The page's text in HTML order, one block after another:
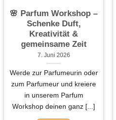
🌸 Parfum Workshop –
Schenke Duft,
Kreativität &
gemeinsame Zeit
7. Juni 2026
Werde zur Parfumeurin oder
zum Parfumeur und kreiere
in unserem Parfum
Workshop deinen ganz [...]